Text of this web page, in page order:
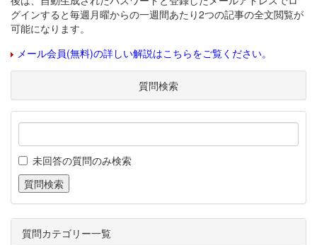
グインすると毎週月曜からの一週間あたり2つの記事の全文閲覧が
可能になります。
メール会員(無料)の詳しい解説はこちらをご覧ください。
質問検索
未回答の質問のみ検索
質問カテゴリー一覧